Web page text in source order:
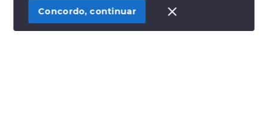
SITE PARA IMOBILIARIA
Concordo, continuar